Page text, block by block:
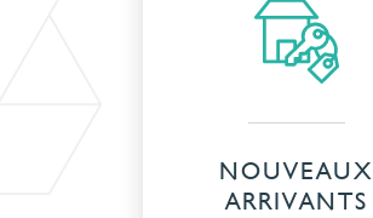
NOUVEAUX
ARRIVANTS